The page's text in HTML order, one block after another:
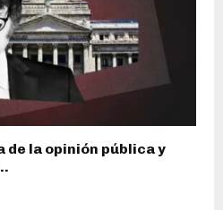
la opinión pública y